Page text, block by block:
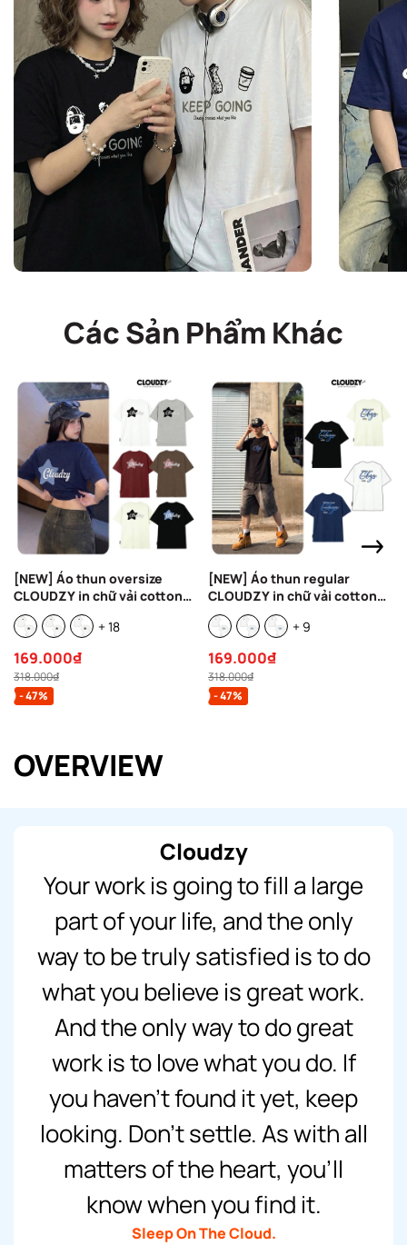
Các Sản Phẩm Khác
[NEW] Áo thun oversize
CLOUDZY in chữ vải cotton
100% 250gsm form rộng nam
nữ áo phông regular local
+ 18
169.000₫
318.000₫
- 47%
[NEW] Áo thun regular
CLOUDZY in chữ vải cotton
100% 250gsm form rộng nam
nữ áo phông oversize local
REFINE
+ 9
169.000₫
318.000₫
- 47%
OVERVIEW
Cloudzy
Your work is going to fill a large
part of your life, and the only
way to be truly satisfied is to do
what you believe is great work.
And the only way to do great
work is to love what you do. If
you haven’t found it yet, keep
looking. Don’t settle. As with all
matters of the heart, you’ll
know when you find it.
Sleep On The Cloud.